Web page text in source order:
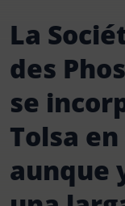
La
des
se
Tolsa
aunque